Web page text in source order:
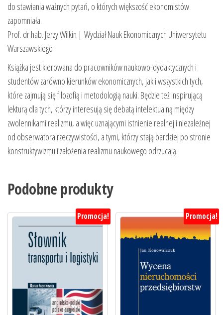
do stawiania ważnych pytań, o których większość ekonomistów
zapomniała.
Prof. dr hab. Jerzy Wilkin | Wydział Nauk Ekonomicznych Uniwersytetu
Warszawskiego
Książka jest kierowana do pracowników naukowo-dydaktycznych i
studentów zarówno kierunków ekonomicznych, jak i wszystkich tych,
które zajmują się filozofią i metodologią nauki. Będzie też inspirującą
lekturą dla tych, którzy interesują się debatą intelektualną między
zwolennikami realizmu, a więc uznającymi istnienie realnej i niezależnej
od obserwatora rzeczywistości, a tymi, którzy stają bardziej po stronie
konstruktywizmu i założenia realizmu naukowego odrzucają.
Podobne produkty
Promocja! Promocja!